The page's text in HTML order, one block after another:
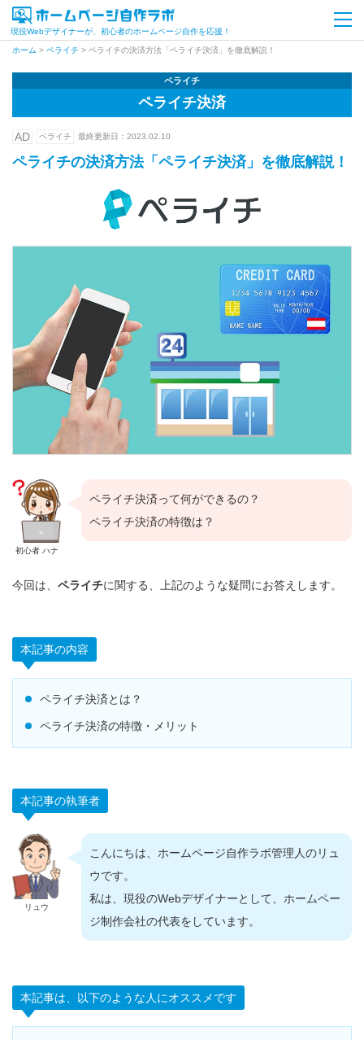
現役Webデザイナーが、初心者のホームページ自作を応援！
ホーム > ペライチ > ペライチの決済方法「ペライチ決済」を徹底解説！
ペライチ
ペライチ決済
AD ペライチ 最終更新日： 2023.02.10
ペライチの決済方法「ペライチ決済」を徹底解説！
初心者 ハナ
ペライチ決済って何ができるの？
ペライチ決済の特徴は？
今回は、 ペライチに関する、上記のような疑問にお答えします。
本記事の内容
ペライチ決済とは？
ペライチ決済の特徴・メリット
本記事の執筆者
リュウ
こんにちは、ホームページ自作ラボ管理人のリュ
ウです。
私は、現役のWebデザイナーとして、ホームペー
ジ制作会社の代表をしています。
本記事は、以下のような人にオススメです